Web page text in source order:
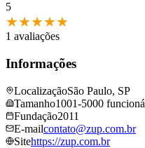
5
★★★★★
1 avaliações
Informações
LocalizaçãoSão Paulo, SP
Tamanho1001-5000
Fundação2011
E-mailcontato@​zup.​com.​br
Sitehttps://zup.​com.​br